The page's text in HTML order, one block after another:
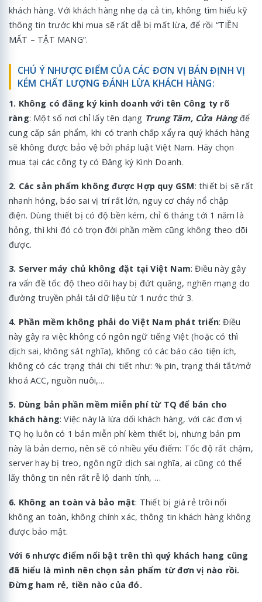
khách hàng. Với khách hàng nhẹ dạ cả tin, không tìm hiểu kỹ
thông tin trước khi mua sẽ rất dễ bị mất lừa, để rồi “TIỀN
MẤT – TẬT MANG”.
CHÚ Ý NHƯỢC ĐIỂM CỦA CÁC ĐƠN VỊ BÁN ĐỊNH VỊ
KÉM CHẤT LƯỢNG ĐÁNH LỪA KHÁCH HÀNG:
1. Không có đăng ký kinh doanh với tên Công ty rõ
ràng: Một số nơi chỉ lấy tên dạng Trung Tâm, Cửa Hàngđể
cung cấp sản phẩm, khi có tranh chấp xẩy ra quý khách hàng
sẽ không được bảo vệ bởi pháp luật Việt Nam. Hãy chọn
mua tại các công ty có Đăng ký Kinh Doanh.
2. Các sản phẩm không được Hợp quy GSM: thiết bị sẽ rất
nhanh hỏng, báo sai vị trí rất lớn, nguy cơ cháy nổ chập
điện. Dùng thiết bị có độ bền kém, chỉ 6 tháng tới 1 năm là
hỏng, thì khi đó có trọn đời phần mềm cũng không theo dõi
được.
3. Server máy chủ không đặt tại Việt Nam: Điều này gây
ra vấn đề tốc độ theo dõi hay bị đứt quãng, nghẽn mạng do
đường truyền phải tải dữ liệu từ 1 nước thứ 3.
4. Phần mềm không phải do Việt Nam phát triển: Điều
này gây ra việc không có ngôn ngữ tiếng Việt (hoặc có thì
dịch sai, không sát nghĩa), không có các báo cáo tiện ích,
không có các trạng thái chi tiết như: % pin, trạng thái tắt/mở
khoá ACC, nguồn nuôi,…
5. Dùng bản phần mềm miễn phí từ TQ để bán cho
khách hàng: Việc này là lừa dối khách hàng, với các đơn vị
TQ họ luôn có 1 bản miễn phí kèm thiết bị, nhưng bản pm
này là bản demo, nên sẽ có nhiều yếu điểm: Tốc độ rất chậm,
server hay bị treo, ngôn ngữ dịch sai nghĩa, ai cũng có thể
lấy thông tin nên rất rễ lộ danh tính, …
6. Không an toàn và bảo mật: Thiết bị giá rẻ trôi nổi
không an toàn, không chính xác, thông tin khách hàng không
được bảo mật.
Với 6 nhược điểm nổi bật trên thì quý khách hang cũng
đã hiểu là mình nên chọn sản phẩm từ đơn vị nào rồi.
Đừng ham rẻ, tiền nào của đó.